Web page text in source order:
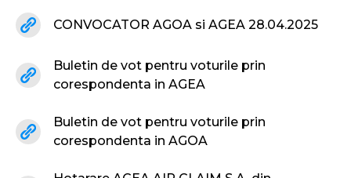
CONVOCATOR AGOA si AGEA 28.04.2025
Buletin de vot pentru voturile prin
corespondenta in AGEA
Buletin de vot pentru voturile prin
corespondenta in AGOA